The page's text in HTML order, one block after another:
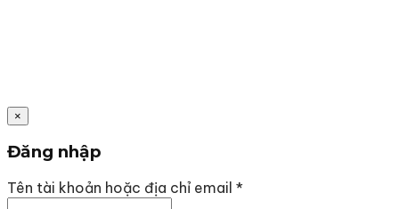
×
Đăng nhập
Tên tài khoản hoặc địa chỉ email *Bắt